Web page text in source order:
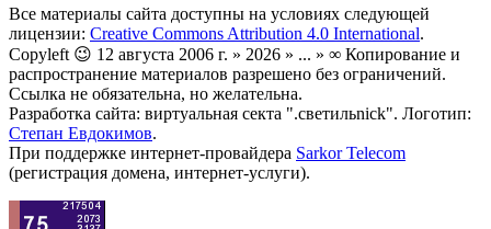
Все материалы сайта доступны на условиях следующей
лицензии: Creative Commons Attribution 4.0 International.
Copyleft 😉 12 августа 2006 г. » 2026 » ... » ∞ Копирование и
распространение материалов разрешено без ограничений.
Ссылка не обязательна, но желательна.
Разработка сайта: виртуальная секта ".светильnick". Логотип:
Степан Евдокимов.
При поддержке интернет-провайдера Sarkor Telecom
(регистрация домена, интернет-услуги).